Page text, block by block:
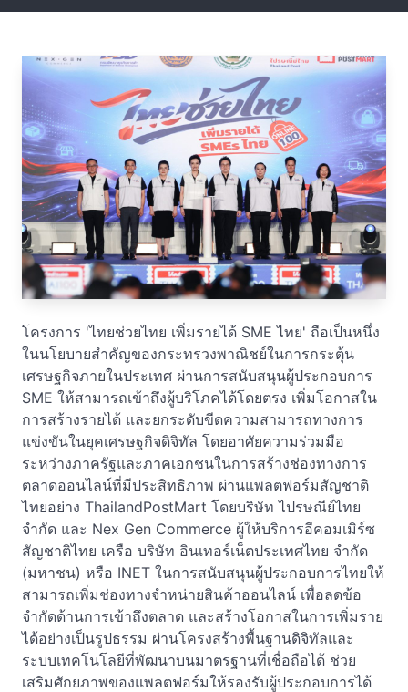
โครงการ 'ไทยช่วยไทย เพิ่มรายได้ SME ไทย' ถือเป็นหนึ่ง
ในนโยบายสำคัญของกระทรวงพาณิชย์ในการกระตุ้น
เศรษฐกิจภายในประเทศ ผ่านการสนับสนุนผู้ประกอบการ
SME ให้สามารถเข้าถึงผู้บริโภคได้โดยตรง เพิ่มโอกาสใน
การสร้างรายได้ และยกระดับขีดความสามารถทางการ
แข่งขันในยุคเศรษฐกิจดิจิทัล โดยอาศัยความร่วมมือ
ระหว่างภาครัฐและภาคเอกชนในการสร้างช่องทางการ
ตลาดออนไลน์ที่มีประสิทธิภาพ ผ่านแพลตฟอร์มสัญชาติ
ไทยอย่าง ThailandPostMart โดยบริษัท ไปรษณีย์ไทย
จำกัด และ Nex Gen Commerce ผู้ให้บริการอีคอมเมิร์ซ
สัญชาติไทย เครือ บริษัท อินเทอร์เน็ตประเทศไทย จำกัด
(มหาชน) หรือ INET ในการสนับสนุนผู้ประกอบการไทยให้
สามารถเพิ่มช่องทางจำหน่ายสินค้าออนไลน์ เพื่อลดข้อ
จำกัดด้านการเข้าถึงตลาด และสร้างโอกาสในการเพิ่มราย
ได้อย่างเป็นรูปธรรม ผ่านโครงสร้างพื้นฐานดิจิทัลและ
ระบบเทคโนโลยีที่พัฒนาบนมาตรฐานที่เชื่อถือได้ ช่วย
เสริมศักยภาพของแพลตฟอร์มให้รองรับผู้ประกอบการได้